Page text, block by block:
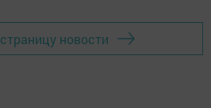
новости